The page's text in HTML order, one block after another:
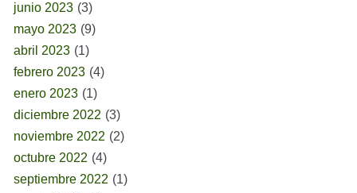
junio 2023 (3)
mayo 2023 (9)
abril 2023 (1)
febrero 2023 (4)
enero 2023 (1)
diciembre 2022 (3)
noviembre 2022 (2)
octubre 2022 (4)
septiembre 2022 (1)